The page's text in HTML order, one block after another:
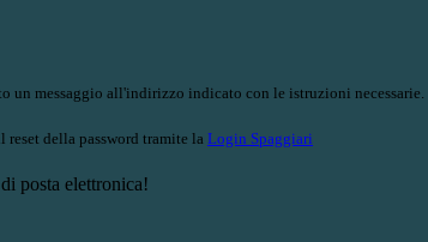
un messaggio all'indirizzo indicato con le istruzioni necessarie.
reset della password tramite la Login Spaggiari
posta elettronica!